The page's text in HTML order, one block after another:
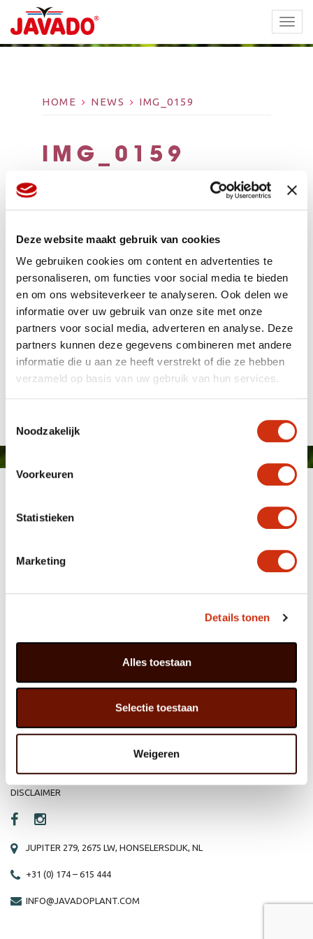
Deze website maakt gebruik van cookies
We gebruiken cookies om content en advertenties te
personaliseren, om functies voor social media te bieden
en om ons websiteverkeer te analyseren. Ook delen we
informatie over uw gebruik van onze site met onze
partners voor social media, adverteren en analyse. Deze
partners kunnen deze gegevens combineren met andere
informatie die u aan ze heeft verstrekt of die ze hebben
verzameld op basis van uw gebruik van hun services.
Noodzakelijk
Voorkeuren
Statistieken
Marketing
Details tonen
Alles toestaan
Selectie toestaan
Weigeren
HOME NEWS IMG_0159
IMG_0159
Javado orchids Inca
Gepubliceerd op: 20 mei 2021
ORGANISATIE
REFERENTIES
WEBSHOP
NIEUWS
VACATURE
PRIVACY STATEMENT
DISCLAIMER
JUPITER 279, 2675 LW, HONSELERSDIJK, NL
+31 (0) 174 – 615 444
INFO@JAVADOPLANT.COM